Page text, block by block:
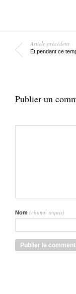
Article précédent
Et pendant ce
Publier un
Nom (champ requis)